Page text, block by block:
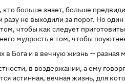
больше знает, больше
не выходили за порог. Но один
чтобы как следует
мудрость в том, чтобы
Бога и в вечную жизнь — разная
в воздержании, а ему
истинная, вечная жизнь, для